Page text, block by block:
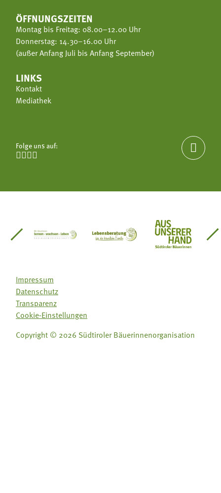
ÖFFNUNGSZEITEN
Montag bis Freitag: 08.00–12.00 Uhr
Donnerstag: 14.30–16.00 Uhr
(außer Anfang Juli bis Anfang September)
LINKS
Kontakt
Mediathek
Folge uns auf:


Südtirol
Gärtnervereinigung
Sozialgenossenschaft Mit Bäuerinnen lernen -
Lebensberatung für dieAus unserer
Impressum
Datenschutz
Transparenz
Cookie-Einstellungen
Copyright © 2026 Südtiroler Bäuerinnenorganisation